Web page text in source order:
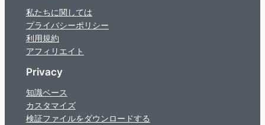
私たちに関しては
プライバシーポリシー
利用規約
アフィリエイト
Privacy
知識ベース
カスタマイズ
検証ファイルをダウンロードする